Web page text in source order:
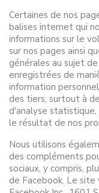
Certaines de nos
balises internet qui
informations sur le
sur nos pages ainsi
générales au sujet
enregistrées de
information
des tiers, surtout à
d'analyse
le résultat de nos
Nous utilisons
des compléments
sociaux, y compris,
de Facebook. Le